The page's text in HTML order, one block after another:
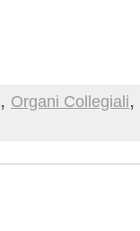
, Organi Collegiali,